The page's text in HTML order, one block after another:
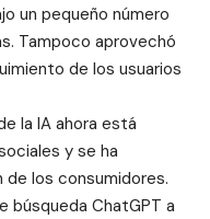
un pequeño número
Tampoco aprovechó
de los usuarios
la IA ahora está
y se ha
los consumidores.
búsqueda ChatGPT a